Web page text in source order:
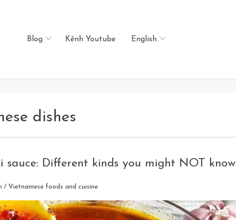
Blog Kênh Youtube English
dishes
sauce: Different kinds you might NOT know
/ Vietnamese foods and cuisine
Comment